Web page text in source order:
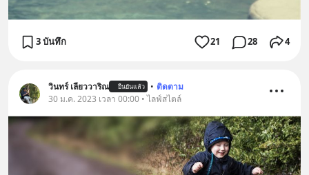
3 บันทึก 21 28 4
วินทร์ เลียววาริณ ยืนยันแล้ว • ติดตาม
30 ม.ค. 2023 เวลา 00:00 • ไลฟ์สไตล์